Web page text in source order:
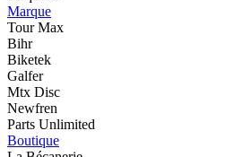
Marque
Tour Max
Bihr
Biketek
Galfer
Mtx Disc
Newfren
Parts Unlimited
Boutique